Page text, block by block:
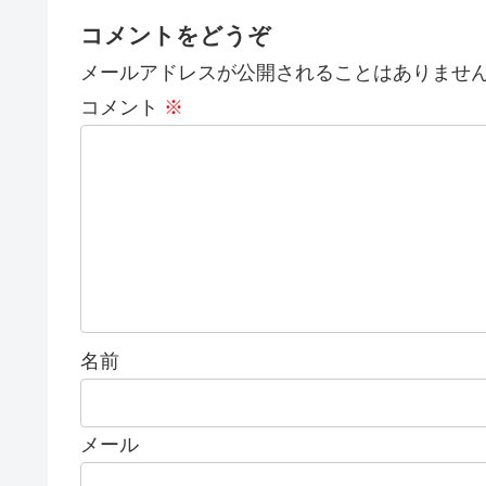
コメントをどうぞ
メールアドレスが公開されることはありませ
コメント ※
名前
メール